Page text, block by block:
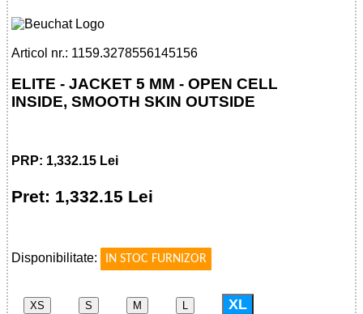
Articol nr.: 1159.3278556145156
ELITE - JACKET 5 MM - OPEN CELL
INSIDE, SMOOTH SKIN OUTSIDE
PRP: 1,332.15 Lei
Pret: 1,332.15 Lei
Disponibilitate:
IN STOC FURNIZOR
XS S M L XL